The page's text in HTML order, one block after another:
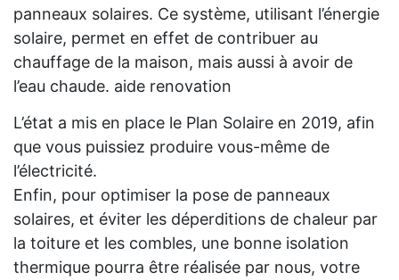
panneaux solaires. Ce système, utilisant l’énergie
solaire, permet en effet de contribuer au
chauffage de la maison, mais aussi à avoir de
l’eau chaude. aide renovation
L’état a mis en place le Plan Solaire en 2019, afin
que vous puissiez produire vous-même de
l’électricité.
Enfin, pour optimiser la pose de panneaux
solaires, et éviter les déperditions de chaleur par
la toiture et les combles, une bonne isolation
thermique pourra être réalisée par nous, votre